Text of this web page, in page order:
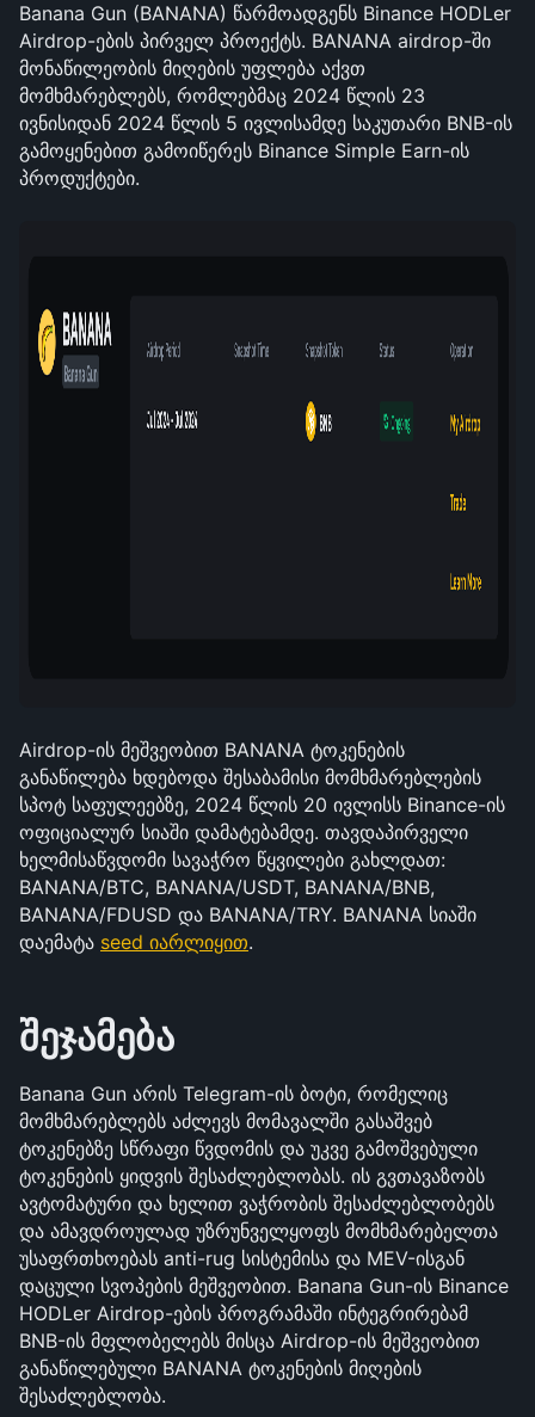
Banana Gun (BANANA) წარმოადგენს Binance HODLer
Airdrop-ების პირველ პროექტს. BANANA airdrop-ში
მონაწილეობის მიღების უფლება აქვთ
მომხმარებლებს, რომლებმაც 2024 წლის 23
ივნისიდან 2024 წლის 5 ივლისამდე საკუთარი BNB-ის
გამოყენებით გამოიწერეს Binance Simple Earn-ის
პროდუქტები.
Airdrop-ის მეშვეობით BANANA ტოკენების
განაწილება ხდებოდა შესაბამისი მომხმარებლების
სპოტ საფულეებზე, 2024 წლის 20 ივლისს Binance-ის
ოფიციალურ სიაში დამატებამდე. თავდაპირველი
ხელმისაწვდომი სავაჭრო წყვილები გახლდათ:
BANANA/BTC, BANANA/USDT, BANANA/BNB,
BANANA/FDUSD და BANANA/TRY. BANANA სიაში
დაემატა seed იარლიყით.
შეჯამება
Banana Gun არის Telegram-ის ბოტი, რომელიც
მომხმარებლებს აძლევს მომავალში გასაშვებ
ტოკენებზე სწრაფი წვდომის და უკვე გამოშვებული
ტოკენების ყიდვის შესაძლებლობას. ის გვთავაზობს
ავტომატური და ხელით ვაჭრობის შესაძლებლობებს
და ამავდროულად უზრუნველყოფს მომხმარებელთა
უსაფრთხოებას anti-rug სისტემისა და MEV-ისგან
დაცული სვოპების მეშვეობით. Banana Gun-ის Binance
HODLer Airdrop-ების პროგრამაში ინტეგრირებამ
BNB-ის მფლობელებს მისცა Airdrop-ის მეშვეობით
განაწილებული BANANA ტოკენების მიღების
შესაძლებლობა.